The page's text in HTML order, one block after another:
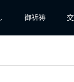
御祈祷